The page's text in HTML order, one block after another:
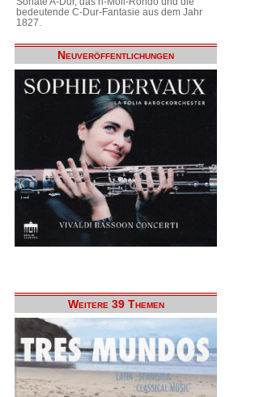
bedeutende C-Dur-Fantasie aus dem Jahr
1827.
Neuveröffentlichungen
Weitere 39 Themen